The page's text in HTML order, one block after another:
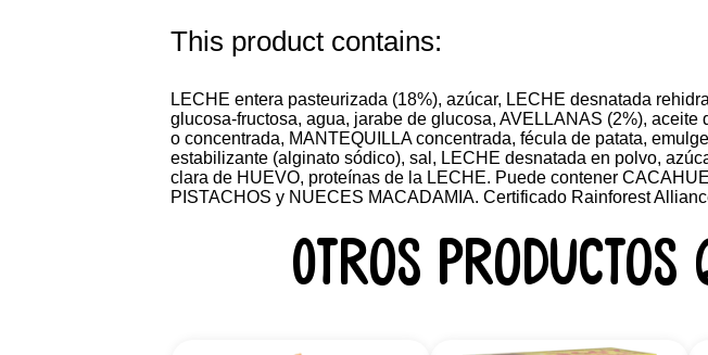
This product contains:
LECHE entera pasteurizada (18%), azúcar, LECHE desnatada
glucosa-fructosa, agua, jarabe de glucosa, AVELLANAS (2%),
o concentrada, MANTEQUILLA concentrada, fécula de patata,
estabilizante (alginato sódico), sal, LECHE desnatada en polvo,
clara de HUEVO, proteínas de la LECHE. Puede contener
PISTACHOS y NUECES MACADAMIA. Certificado Rainforest
Otros productos